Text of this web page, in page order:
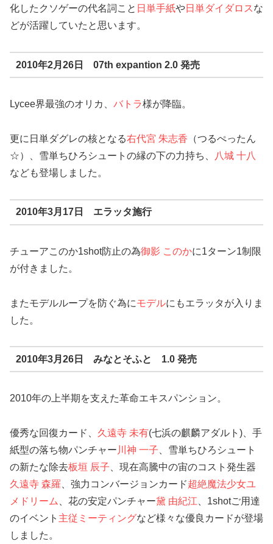
化したクソゲーの代名詞こと 日単手紙や日単ダイダロス な
どが活躍していたと思います。
2010年2月26日 07th expantion 2.0 発売
Lycee界最強のオリカ、 バトラ様が降臨。
更に日単ダグレの核となる右代宮 朱志香 （つるぺったん
☆）、雪単ちひろシュートの縁の下の力持ち、
八城 十八
なども登場しました。
2010年3月17日 エラッタ施行
チューアこのか1shot防止の為御影 このかに1ターン1制限
が付きました。
またモデルループを防ぐ為にモデルにもエラッタが入りま
した。
2010年3月26日 みなとそふと 1.0 発売
2010年の上半期を支えた革命エキスパンション。
優秀な回復カード、 久遠寺 未有(七浜の麒麟アダルト)、手
紙型の落ち物パンチャー 川神 一子 、雪単ちひろシュート
の新たな除去板垣 辰子 、現在高騰中の宙のコスト発生器
久遠寺 森羅 、強力コンバージョンカード超絶魔法少女ユ
メドリーム
、花の安定パンチャー黛 由紀江 、1shotご用達
のイベント 主従ミーティングなど様々な優良カードが登場
しました。